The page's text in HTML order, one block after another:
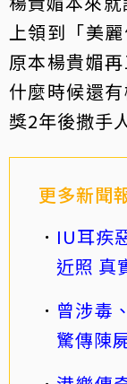
上領到「美
原本楊貴媚
什麼時候還
獎2年後撒手
更多新聞
IU耳疾
近照 真
曾涉毒
驚傳陳